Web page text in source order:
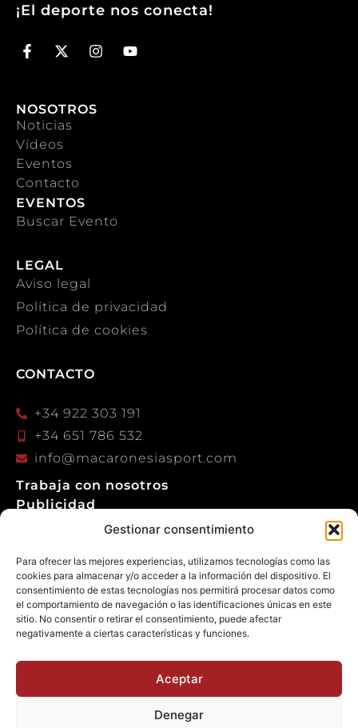
Gestionar consentimiento
Para ofrecer las mejores experiencias, utilizamos tecnologías como las
cookies para almacenar y/o acceder a la información del dispositivo. El
consentimiento de estas tecnologías nos permitirá procesar datos como
el comportamiento de navegación o las identificaciones únicas en este
sitio. No consentir o retirar el consentimiento, puede afectar
negativamente a ciertas características y funciones.
Aceptar
Denegar
¡El deporte nos conecta!
NOSOTROS
Noticias
Vídeos
Eventos
Contacto
EVENTOS
Buscar Evento
LEGAL
Aviso legal
Política de privacidad
Política de cookies
CONTACTO
+34 922 303 191
+34 651 786 532
info@macaronesiasport.com
Trabaja con nosotros
Publicidad
© 2026 Macaronesia Sport. Todos los derechos
reservados.